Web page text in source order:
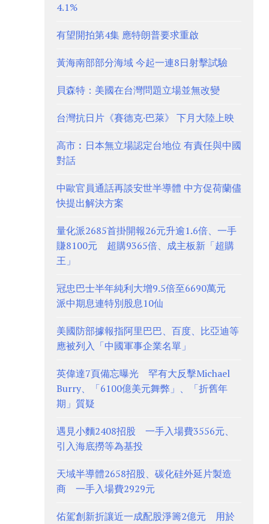
4.1%
有望開拍第4集 應特朗普要求重啟
黃海南部部分海域 今起一連8日射擊試驗
貝森特：美國在台灣問題立場並無改變
台灣抗日片《賽德克·巴萊》 下月大陸上映
高市︰日本無立場認定台地位 有責任與中國
對話
中歐官員通話再談安世半導體 中方促荷蘭儘
快提出解決方案
量化派2685首掛開報26元升逾1.6倍、一手
賺8100元 超購9365倍、成主板新「超購
王」
冠忠巴士半年純利大增9.5倍至6690萬元
派中期息連特別股息10仙
美國防部據報指阿里巴巴、百度、比亞迪等
應被列入「中國軍事企業名單」
英偉達7頁備忘曝光 罕有大反擊Michael
Burry、「6100億美元舞弊」、「折舊年
期」質疑
遇見小麵2408招股 一手入場費3556元、
引入海底撈等為基投
天域半導體2658招股、碳化硅外延片製造
商 一手入場費2929元
佑駕創新折讓近一成配股淨籌2億元 用於